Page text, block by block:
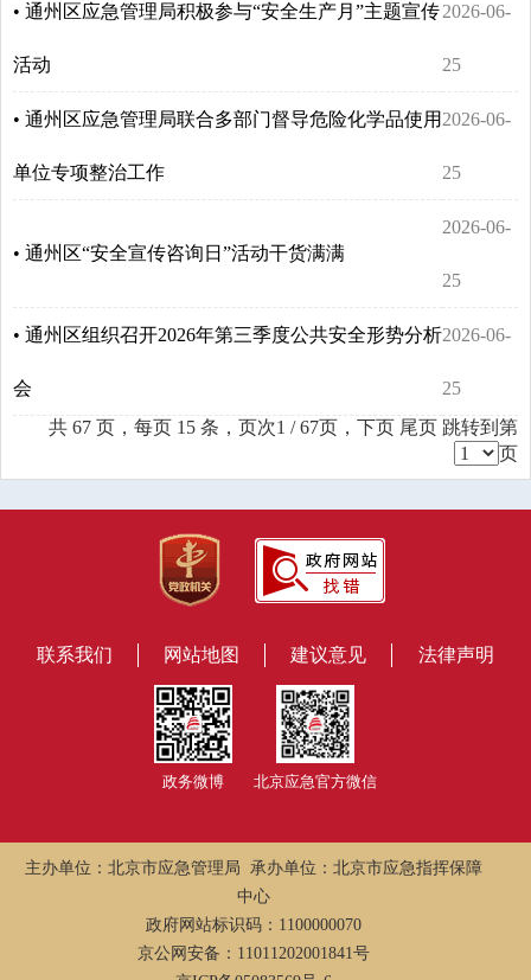
• 通州区应急管理局积极参与“安全生产月”主题宣传
活动
2026-06-
25
• 通州区应急管理局联合多部门督导危险化学品使用
单位专项整治工作
2026-06-
25
• 通州区“安全宣传咨询日”活动干货满满
2026-06-
25
• 通州区组织召开2026年第三季度公共安全形势分析
会
2026-06-
25
共 67 页，每页 15 条，页次1 / 67页， 下页 尾页 跳转到第
页
联系我们 网站地图 建议意见 法律声明
政务微博 北京应急官方微信
主办单位：北京市应急管理局 承办单位：北京市应急指挥保障
中心
政府网站标识码：1100000070
京公网安备：11011202001841号